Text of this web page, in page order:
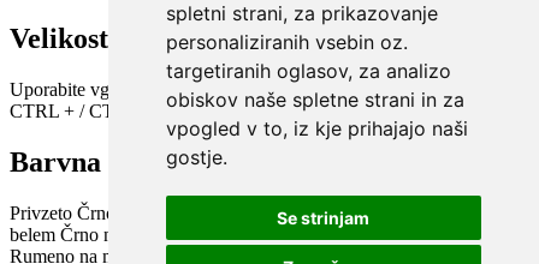
spletni strani, za prikazovanje
personaliziranih vsebin oz.
targetiranih oglasov, za analizo
obiskov naše spletne strani in za
vpogled v to, iz kje prihajajo naši
gostje.
Se strinjam
Velikost pisave
Uporabite vgrajeno funkcijo brskalnika
CTRL + / CTRL -
Barvna shema
Privzeto Črno na belem Belo na črnem Črno na bež
belem Črno na zelenem
Modro na rumenem
Rumeno na modrem
Turkizno na črnem Črno na vijoličnem